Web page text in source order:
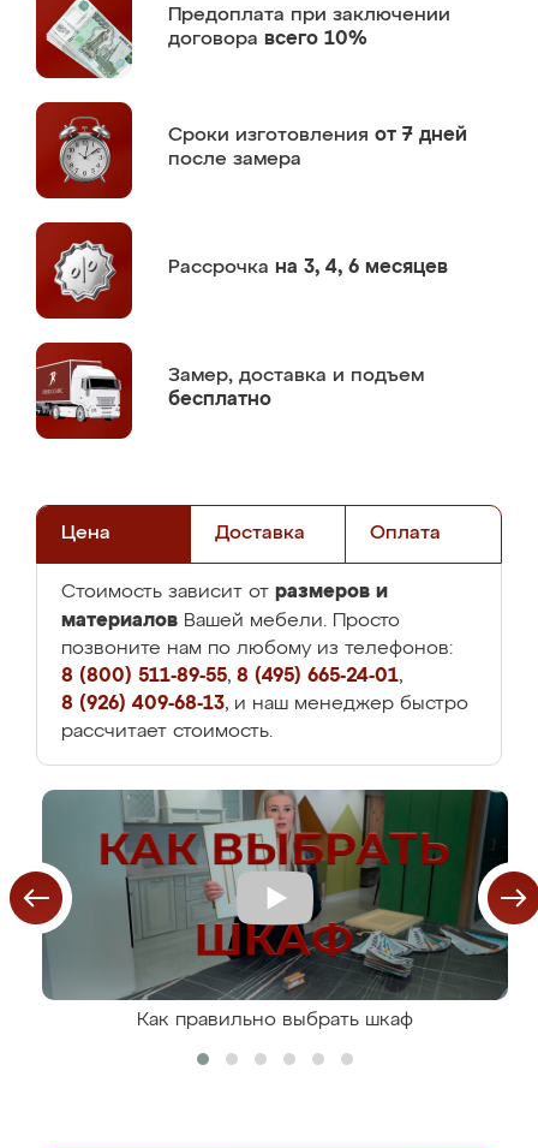
Предоплата при заключении
договора всего 10%
Сроки изготовления от 7 дней
после замера
Рассрочка на 3, 4, 6 месяцев
Замер, доставка и подъем
бесплатно
Цена Доставка Оплата
Стоимость зависит от размеров и
материалов Вашей мебели. Просто
позвоните нам по любому из телефонов:
8 (800) 511-89-55, 8 (495) 665-24-01,
8 (926) 409-68-13, и наш менеджер быстро
рассчитает стоимость.
Как правильно выбрать шкаф